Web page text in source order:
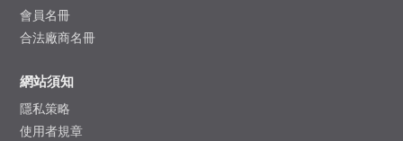
會員名冊
合法廠商名冊
網站須知
隱私​策略
使用者規章